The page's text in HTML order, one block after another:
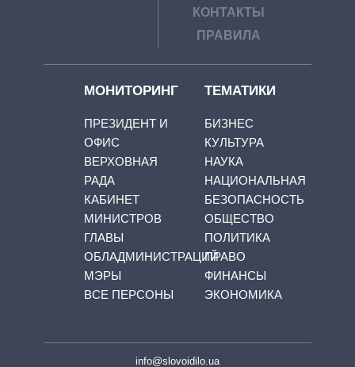
КОНТАКТЫ
ПРАВИЛА
МОНИТОРИНГ
ПРЕЗИДЕНТ И
ОФИС
ВЕРХОВНАЯ
РАДА
КАБИНЕТ
МИНИСТРОВ
ГЛАВЫ
ОБЛАДМИНИСТРАЦИЙ
МЭРЫ
ВСЕ ПЕРСОНЫ
ТЕМАТИКИ
БИЗНЕС
КУЛЬТУРА
НАУКА
НАЦИОНАЛЬНАЯ
БЕЗОПАСНОСТЬ
ОБЩЕСТВО
ПОЛИТИКА
ПРАВО
ФИНАНСЫ
ЭКОНОМИКА
info@slovoidilo.ua